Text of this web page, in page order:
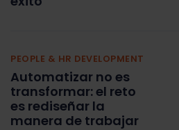
PEOPLE & HR DEVELOPMENT
Automatizar no es
transformar: el reto
es rediseñar la
manera de trabajar